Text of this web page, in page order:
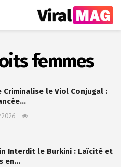
femmes
Criminalise le Viol Conjugal :
Interdit le Burkini : Laïcité et
en…